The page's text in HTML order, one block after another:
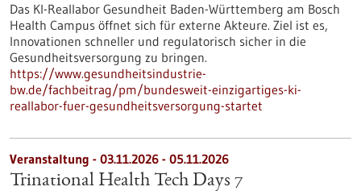
Das KI-Reallabor Gesundheit Baden-Württemberg am Bosch
Health Campus öffnet sich für externe Akteure. Ziel ist es,
Innovationen schneller und regulatorisch sicher in die
Gesundheitsversorgung zu bringen.
https://www.gesundheitsindustrie-
bw.de/fachbeitrag/pm/bundesweit-einzigartiges-ki-
reallabor-fuer-gesundheitsversorgung-startet
Veranstaltung - 03.11.2026 - 05.11.2026
Trinational Health Tech Days 7